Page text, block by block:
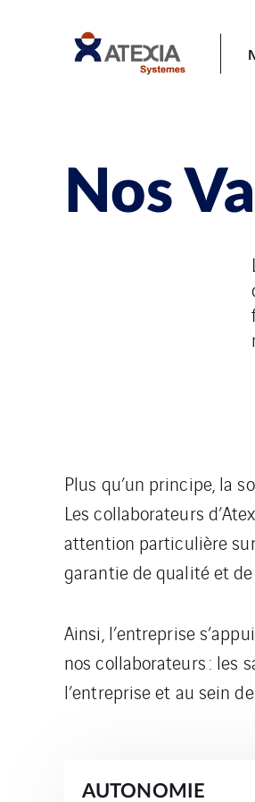
Nos
Plus qu’un principe, la
Les collaborateurs
attention particulière
garantie de qualité et
Ainsi, l’entreprise
nos collaborateurs : les
l’entreprise et au sein de
AUTONOMIE